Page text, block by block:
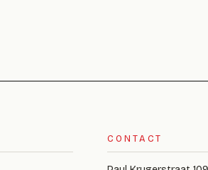
CONTACT